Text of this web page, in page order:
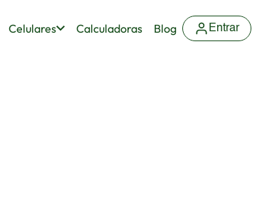
Celulares Calculadoras Blog Entrar